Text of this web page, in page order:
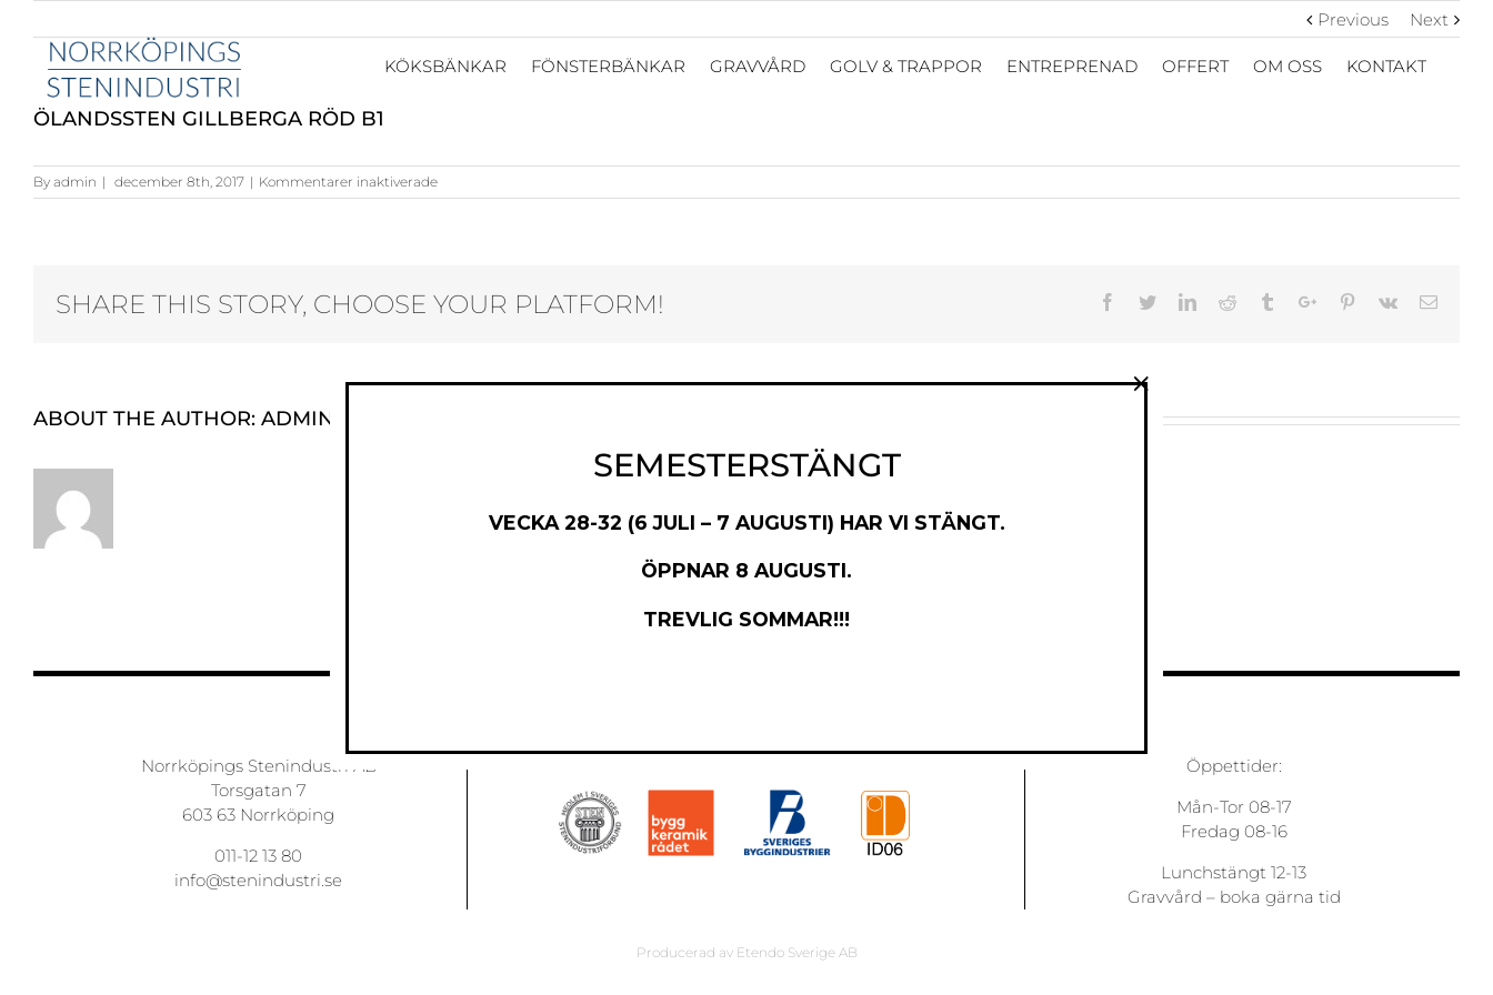
KÖKSBÄNKAR FÖNSTERBÄNKAR GRAVVÅRD GOLV & TRAPPOR ENTREPRENAD OFFERT OM OSS KONTAKT
Previous Next
ÖLANDSSTEN GILLBERGA RÖD B1
By admin | december 8th, 2017 | Kommentarer inaktiveradeför
Ölandssten
SHARE THIS STORY, CHOOSE YOUR PLATFORM! Facebook
TwitterLinkedinReddit TumblrGoogle+Pinterest
Vk Email
ABOUT THE AUTHOR: ADMIN
Norrköpings Stenindustri AB
Torsgatan 7
603 63 Norrköping
011-12 13 80
info@stenindustri.se
Öppettider:
Mån-Tor 08-17
Fredag 08-16
Lunchstängt 12-13
Gravvård – boka gärna tid
Producerad av Etendo Sverige AB
SEMESTERSTÄNGT
VECKA 28-32 (6 JULI – 7 AUGUSTI) HAR VI STÄNGT.
ÖPPNAR 8 AUGUSTI.
TREVLIG SOMMAR!!!
×